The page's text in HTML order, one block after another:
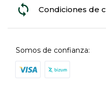
Condiciones de
Somos de confianza: